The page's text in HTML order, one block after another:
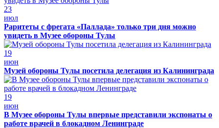
23
июл
Раритеты с фрегата «Паллада» только три дня можно
увидеть в Музее обороны Тулы
19
июн
Музей обороны Тулы посетила делегация из Калининграда
19
июн
В Музее обороны Тулы впервые представили экспонаты о
работе врачей в блокадном Ленинграде